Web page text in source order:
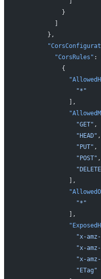
            }
        },
          "CorsRules"
: [
            {
                "*"
              ],
                "GET"
,
                "HEAD"
,
                "PUT"
,
                "POST"
,
              ],
                "*"
              ],
"x-
"x-
"x-
                "ETag"